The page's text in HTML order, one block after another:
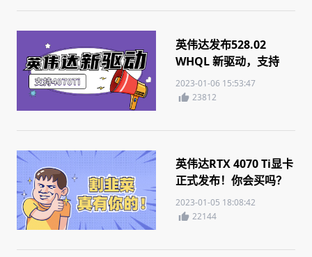
英伟达发布528.02
WHQL 新驱动，支持
4070 Ti
2023-01-06 15:53:47
23812
英伟达RTX 4070 Ti显卡
正式发布！你会买吗？
2023-01-05 18:08:42
22144